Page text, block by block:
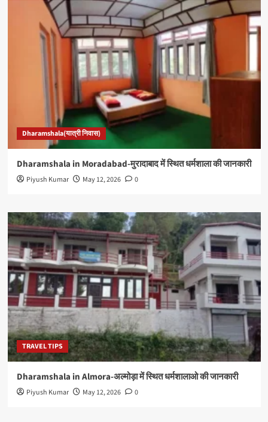
Dharamshala(यात्री निवास)
Dharamshala in Moradabad-मुरादाबाद में स्थित धर्मशाला की जानकारी
Piyush Kumar May 12, 2026 0
TRAVEL TIPS
Dharamshala in Almora-अल्मोड़ा में स्थित धर्मशालाओ की जानकारी
Piyush Kumar May 12, 2026 0